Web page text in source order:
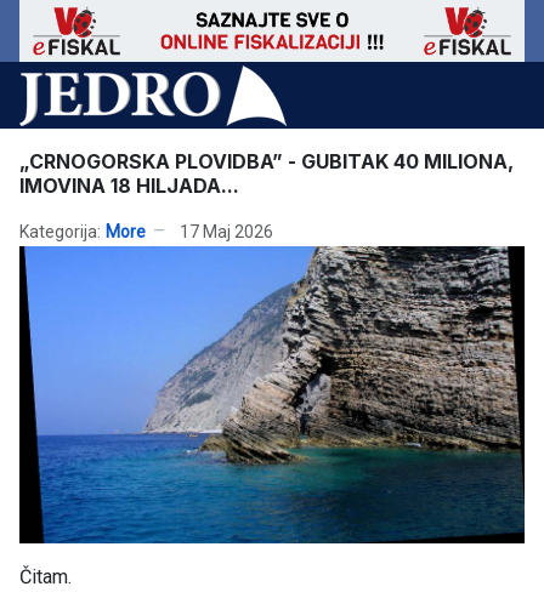
„CRNOGORSKA PLOVIDBA” - GUBITAK 40 MILIONA,
IMOVINA 18 HILJADA...
Kategorija: More 17 Maj 2026
Čitam.